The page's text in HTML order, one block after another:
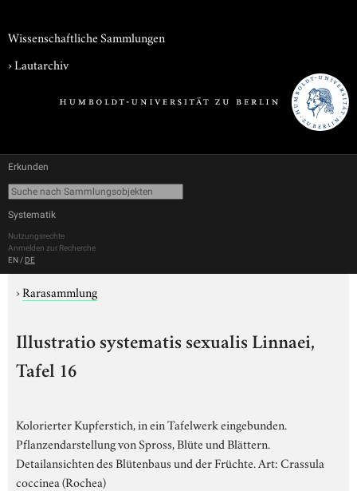
Wissenschaftliche Sammlungen
›Lautarchiv
Erkunden
Systematik
Nutzungsrechte
Anmelden zur Recherche
EN / DE
›Rarasammlung
Illustratio systematis sexualis Linnaei,
Tafel 16
Kolorierter Kupferstich, in ein Tafelwerk eingebunden.
Pflanzendarstellung von Spross, Blüte und Blättern.
Detailansichten des Blütenbaus und der Früchte. Art: Crassula
coccinea (Rochea)